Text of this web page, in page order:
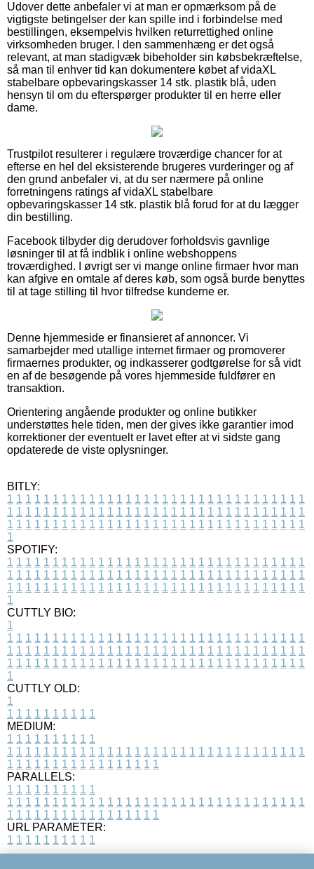
Udover dette anbefaler vi at man er opmærksom på de
vigtigste betingelser der kan spille ind i forbindelse med
bestillingen, eksempelvis hvilken returrettighed online
virksomheden bruger. I den sammenhæng er det også
relevant, at man stadigvæk bibeholder sin købsbekræftelse,
så man til enhver tid kan dokumentere købet af vidaXL
stabelbare opbevaringskasser 14 stk. plastik blå, uden
hensyn til om du efterspørger produkter til en herre eller
dame.
Trustpilot resulterer i regulære troværdige chancer for at
efterse en hel del eksisterende brugeres vurderinger og af
den grund anbefaler vi, at du ser nærmere på online
forretningens ratings af vidaXL stabelbare
opbevaringskasser 14 stk. plastik blå forud for at du lægger
din bestilling.
Facebook tilbyder dig derudover forholdsvis gavnlige
løsninger til at få indblik i online webshoppens
troværdighed. I øvrigt ser vi mange online firmaer hvor man
kan afgive en omtale af deres køb, som også burde benyttes
til at tage stilling til hvor tilfredse kunderne er.
Denne hjemmeside er finansieret af annoncer. Vi
samarbejder med utallige internet firmaer og promoverer
firmaernes produkter, og indkasserer godtgørelse for så vidt
en af de besøgende på vores hjemmeside fuldfører en
transaktion.
Orientering angående produkter og online butikker
understøttes hele tiden, men der gives ikke garantier imod
korrektioner der eventuelt er lavet efter at vi sidste gang
opdaterede de viste oplysninger.
BITLY:
1 1 1 1 1 1 1 1 1 1 1 1 1 1 1 1 1 1 1 1 1 1 1 1 1 1 1 1 1 1 1 1 1
1 1 1 1 1 1 1 1 1 1 1 1 1 1 1 1 1 1 1 1 1 1 1 1 1 1 1 1 1 1 1 1 1
1 1 1 1 1 1 1 1 1 1 1 1 1 1 1 1 1 1 1 1 1 1 1 1 1 1 1 1 1 1 1 1 1
1
SPOTIFY:
1 1 1 1 1 1 1 1 1 1 1 1 1 1 1 1 1 1 1 1 1 1 1 1 1 1 1 1 1 1 1 1 1
1 1 1 1 1 1 1 1 1 1 1 1 1 1 1 1 1 1 1 1 1 1 1 1 1 1 1 1 1 1 1 1 1
1 1 1 1 1 1 1 1 1 1 1 1 1 1 1 1 1 1 1 1 1 1 1 1 1 1 1 1 1 1 1 1 1
1
CUTTLY BIO:
1
1 1 1 1 1 1 1 1 1 1 1 1 1 1 1 1 1 1 1 1 1 1 1 1 1 1 1 1 1 1 1 1 1
1 1 1 1 1 1 1 1 1 1 1 1 1 1 1 1 1 1 1 1 1 1 1 1 1 1 1 1 1 1 1 1 1
1 1 1 1 1 1 1 1 1 1 1 1 1 1 1 1 1 1 1 1 1 1 1 1 1 1 1 1 1 1 1 1 1
1
CUTTLY OLD:
1
1 1 1 1 1 1 1 1 1 1
MEDIUM:
1 1 1 1 1 1 1 1 1 1
1 1 1 1 1 1 1 1 1 1 1 1 1 1 1 1 1 1 1 1 1 1 1 1 1 1 1 1 1 1 1 1 1
1 1 1 1 1 1 1 1 1 1 1 1 1 1 1 1 1
PARALLELS:
1 1 1 1 1 1 1 1 1 1
1 1 1 1 1 1 1 1 1 1 1 1 1 1 1 1 1 1 1 1 1 1 1 1 1 1 1 1 1 1 1 1 1
1 1 1 1 1 1 1 1 1 1 1 1 1 1 1 1 1
URL PARAMETER:
1 1 1 1 1 1 1 1 1 1